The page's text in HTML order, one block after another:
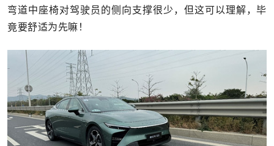
弯道中座椅对驾驶员的侧向支撑很少，但这可以理解，毕
竟要舒适为先嘛！